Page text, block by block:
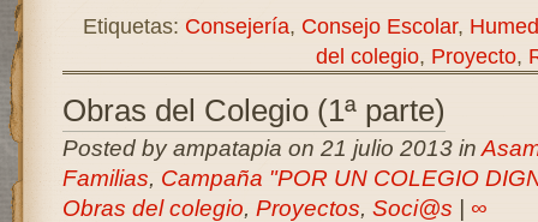
Etiquetas: Consejería, Consejo Escolar,
del colegio, Proyecto,
Obras del Colegio (1ª parte)
Posted by ampatapia on 21 julio 2013 in
Familias, Campaña "POR UN COLEGIO
Obras del colegio, Proyectos, Soci@s ∞